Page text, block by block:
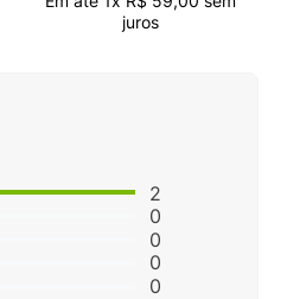
juros
2
0
0
0
0